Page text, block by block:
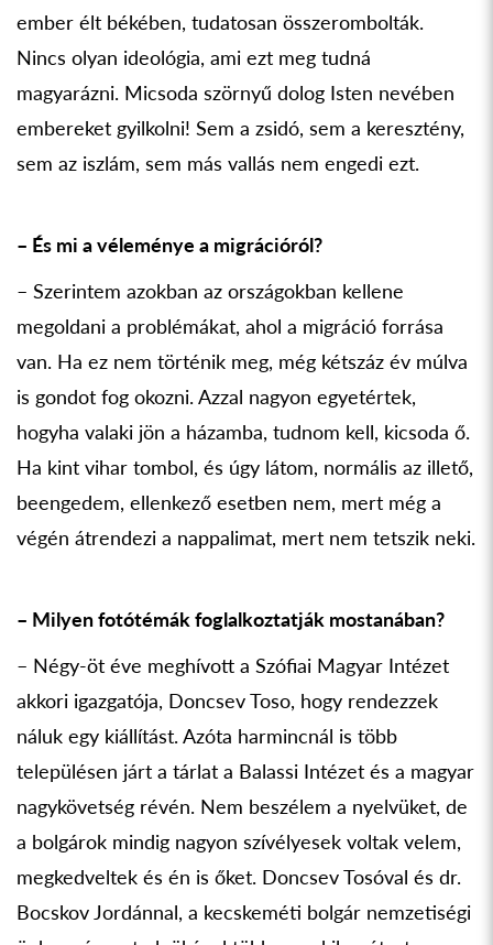
ember élt békében, tudatosan összerombolták.
Nincs olyan ideológia, ami ezt meg tudná
magyarázni. Micsoda szörnyű dolog Isten nevében
embereket gyilkolni! Sem a zsidó, sem a keresztény,
sem az iszlám, sem más vallás nem engedi ezt.
– És mi a véleménye a migrációról?
– Szerintem azokban az országokban kellene
megoldani a problémákat, ahol a migráció forrása
van. Ha ez nem történik meg, még kétszáz év múlva
is gondot fog okozni. Azzal nagyon egyetértek,
hogyha valaki jön a házamba, tudnom kell, kicsoda ő.
Ha kint vihar tombol, és úgy látom, normális az illető,
beengedem, ellenkező esetben nem, mert még a
végén átrendezi a nappalimat, mert nem tetszik neki.
– Milyen fotótémák foglalkoztatják mostanában?
– Négy-öt éve meghívott a Szófiai Magyar Intézet
akkori igazgatója, Doncsev Toso, hogy rendezzek
náluk egy kiállítást. Azóta harmincnál is több
településen járt a tárlat a Balassi Intézet és a magyar
nagykövetség révén. Nem beszélem a nyelvüket, de
a bolgárok mindig nagyon szívélyesek voltak velem,
megkedveltek és én is őket. Doncsev Tosóval és dr.
Bocskov Jordánnal, a kecskeméti bolgár nemzetiségi